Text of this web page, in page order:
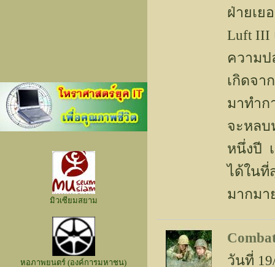
มิวเซียมสยาม
หอภาพยนตร์ (องค์การมหาชน)
ฝ่ายเย
Luft III
ความ
เกิดจา
มาทำก
จะหลบ
หนึ่งปี
ได้ในที่
มากมา
วันที่